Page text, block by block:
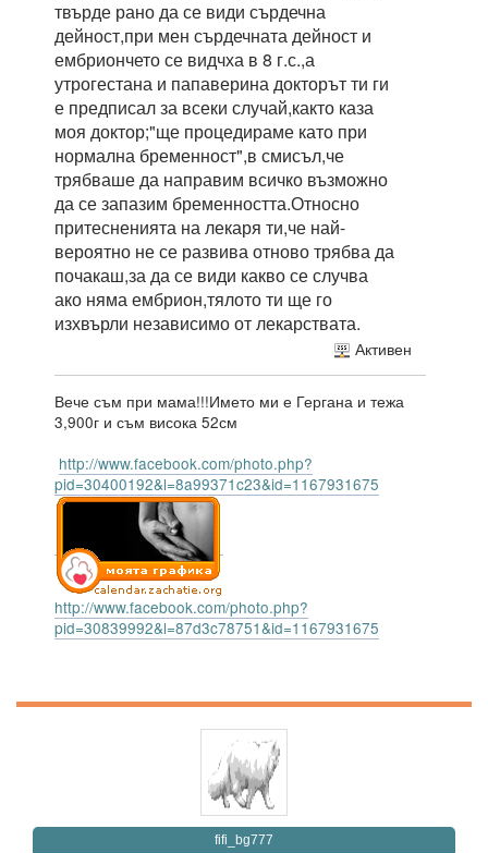
твърде рано да се види сърдечна
дейност,при мен сърдечната дейност и
ембриончето се видчха в 8 г.с.,а
утрогестана и папаверина докторът ти ги
е предписал за всеки случай,както каза
моя доктор;"ще процедираме като при
нормална бременност",в смисъл,че
трябваше да направим всичко възможно
да се запазим бременността.Относно
притесненията на лекаря ти,че най-
вероятно не се развива отново трябва да
почакаш,за да се види какво се случва
ако няма ембрион,тялото ти ще го
изхвърли независимо от лекарствата.
Активен
Вече съм при мама!!!Името ми е Гергана и тежа
3,900г и съм висока 52см
http://www.facebook.com/photo.php?
pid=30400192&l=8a99371c23&id=1167931675
http://www.facebook.com/photo.php?
pid=30839992&l=87d3c78751&id=1167931675
fifi_bg777